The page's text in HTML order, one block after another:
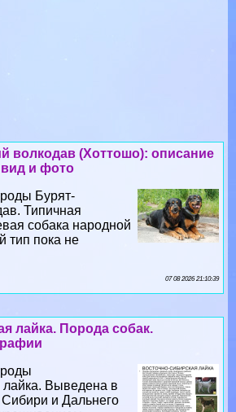
волкодав (Хоттошо): описание
и фото
Бурят-
Типичная
собака народной
тип пока не
07 08 2026 21:10:39
лайка. Порода собак.
лайка. Выведена в
и Дальнего